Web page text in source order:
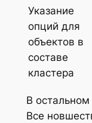
Указание
опций для
объектов в
составе
кластера
В остальном
Все